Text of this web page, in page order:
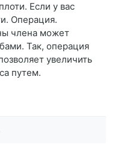
Если у вас
Операция.
члена может
Так, операция
увеличить
путем.